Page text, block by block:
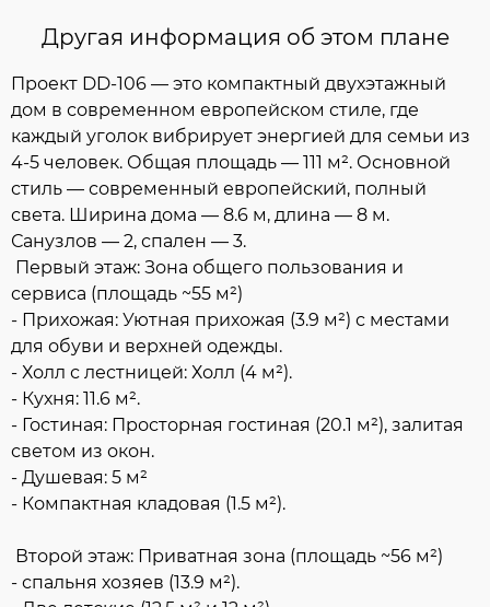
Другая информация об этом плане
Проект DD-106 — это компактный двухэтажный
дом в современном европейском стиле, где
каждый уголок вибрирует энергией для семьи из
4-5 человек. Общая площадь — 111 м². Основной
стиль — современный европейский, полный
света. Ширина дома — 8.6 м, длина — 8 м.
Санузлов — 2, спален — 3.
Первый этаж: Зона общего пользования и
сервиса (площадь ~55 м²)
- Прихожая: Уютная прихожая (3.9 м²) с местами
для обуви и верхней одежды.
- Холл с лестницей: Холл (4 м²).
- Кухня: 11.6 м².
- Гостиная: Просторная гостиная (20.1 м²), залитая
светом из окон.
- Душевая: 5 м²
- Компактная кладовая (1.5 м²).
Второй этаж: Приватная зона (площадь ~56 м²)
- спальня хозяев (13.9 м²).